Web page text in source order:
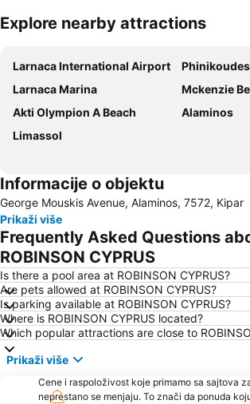
Explore nearby attractions
Larnaca International Airport
Larnaca Marina
Mckenzie
Akti Olympion A Beach
Alaminos
Limassol
Informacije o objektu
George Mouskis Avenue, Alaminos, 7572, Kipar
Prikaži više
Frequently Asked Questions
ROBINSON CYPRUS
Is there a pool area at ROBINSON CYPRUS?
Are pets allowed at ROBINSON CYPRUS?
Is parking available at ROBINSON CYPRUS?
Where is ROBINSON CYPRUS located?
Which popular attractions are close to
Prikaži više
Cene i raspoloživost koje primamo sa sajtova
neprestano se menjaju. To znači da ponuda